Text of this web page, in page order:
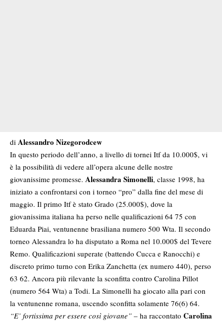
di Alessandro Nizegorodcew
In questo periodo dell’anno, a livello di tornei Itf da 10.000$, vi
è la possibilità di vedere all’opera alcune delle nostre
giovanissime promesse. Alessandra Simonelli, classe 1998, ha
iniziato a confrontarsi con i torneo “pro” dalla fine del mese di
maggio. Il primo Itf è stato Grado (25.000$), dove la
giovanissima italiana ha perso nelle qualificazioni 64 75 con
Eduarda Piai, ventunenne brasiliana numero 500 Wta. Il secondo
torneo Alessandra lo ha disputato a Roma nel 10.000$ del Tevere
Remo. Qualificazioni superate (battendo Cucca e Ranocchi) e
discreto primo turno con Erika Zanchetta (ex numero 440), perso
63 62. Ancora più rilevante la sconfitta contro Carolina Pillot
(numero 564 Wta) a Todi. La Simonelli ha giocato alla pari con
la ventunenne romana, uscendo sconfitta solamente 76(6) 64.
“E’ fortissima per essere così giovane” – ha raccontato Carolina